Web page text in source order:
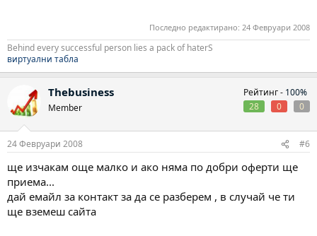
Последно редактирано: 24 Февруари 2008
Behind every successful person lies a pack of haterS
виртуални табла
Thebusiness
Member
Рейтинг - 100%
28
0 0
24 Февруари 2008 #6
ще изчакам още малко и ако няма по добри оферти ще
приема...
дай емайл за контакт за да се разберем , в случай че ти
ще вземеш сайта